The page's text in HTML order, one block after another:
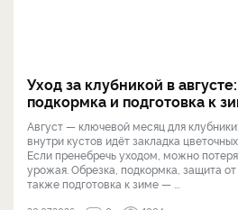
Уход за клубникой в
подкормка и подготовка к
Август — ключевой месяц для
внутри кустов идёт закладка
Если пренебречь уходом, можно
урожая. Обрезка, подкормка, защита
также подготовка к зиме — ...